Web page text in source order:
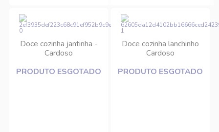
Doce cozinha jantinha -
Cardoso
PRODUTO ESGOTADO
Doce cozinha lanchinho
Cardoso
PRODUTO ESGOTADO